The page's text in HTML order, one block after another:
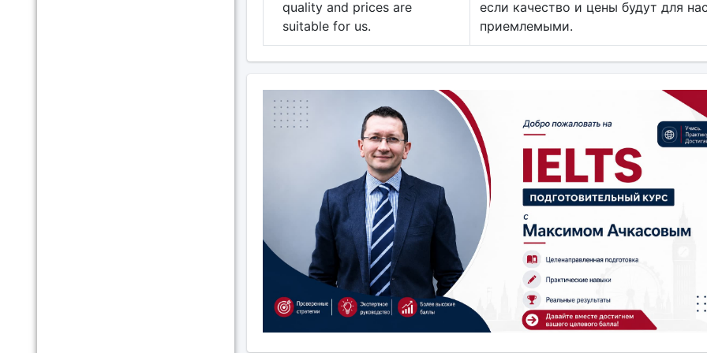
quality and prices are
suitable for us.
если качество и цены будут для
приемлемыми.